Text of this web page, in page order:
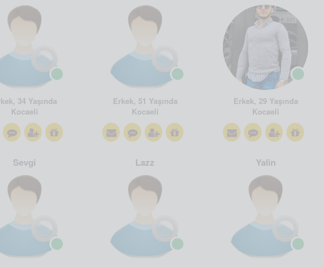
34 Yaşında
Kocaeli
Erkek, 51 Yaşında
Kocaeli
Erkek, 29 Yaşında
Kocaeli
Sevgi Lazz Yalin